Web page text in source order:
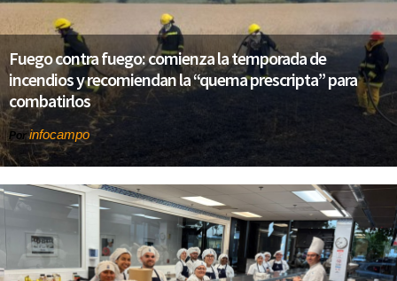
Fuego contra fuego: comienza la temporada de
incendios y recomiendan la “quema prescripta” para
combatirlos
Porinfocampo